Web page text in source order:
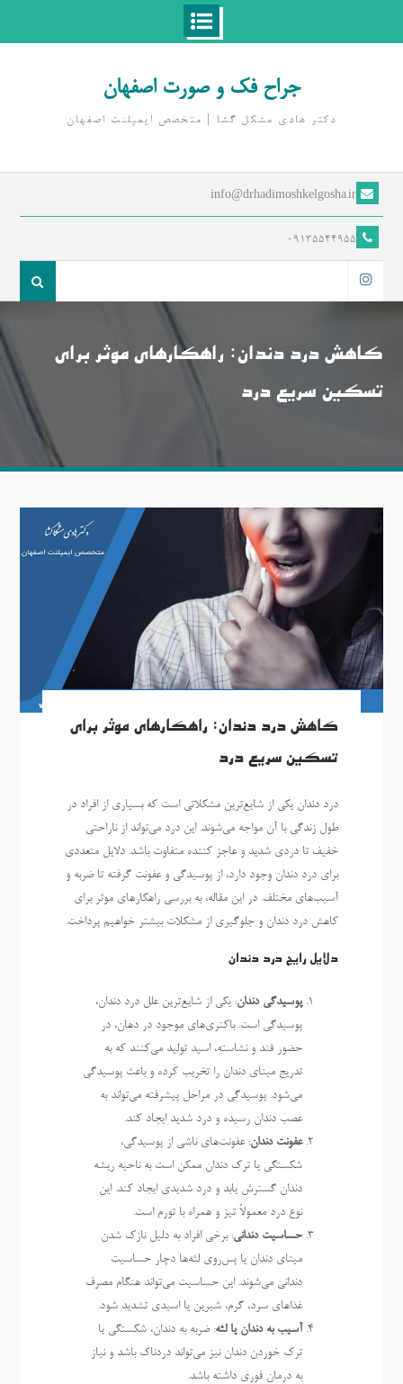
جراح فک و صورت اصفهان
دکتر هادی مشکل گشا | متخصص ايمپلنت اصفهان
info@drhadimoshkelgosha.ir
09135544955
کاهش درد دندان: راهکارهای موثر برای
تسکین سریع درد
کاهش درد دندان: راهکارهای موثر برای
تسکین سریع درد
درد دندان یکی از شایع‌ترین مشکلاتی است که بسیاری از افراد در
طول زندگی با آن مواجه می‌شوند. این درد می‌تواند از ناراحتی
خفیف تا دردی شدید و عاجز کننده متفاوت باشد. دلایل متعددی
برای درد دندان وجود دارد، از پوسیدگی و عفونت گرفته تا ضربه و
آسیب‌های مختلف. در این مقاله، به بررسی راهکارهای موثر برای
کاهش درد دندان و جلوگیری از مشکلات بیشتر خواهیم پرداخت.
دلایل رایج درد دندان
پوسیدگی دندان: یکی از شایع‌ترین علل درد دندان،
پوسیدگی است. باکتری‌های موجود در دهان، در
حضور قند و نشاسته، اسید تولید می‌کنند که به
تدریج مینای دندان را تخریب کرده و باعث پوسیدگی
می‌شود. پوسیدگی در مراحل پیشرفته می‌تواند به
عصب دندان رسیده و درد شدید ایجاد کند.
عفونت دندان: عفونت‌های ناشی از پوسیدگی،
شکستگی یا ترک دندان ممکن است به ناحیه ریشه
دندان گسترش یابد و درد شدیدی ایجاد کند. این
نوع درد معمولاً تیز و همراه با تورم است.
حساسیت دندانی: برخی افراد به دلیل نازک شدن
مینای دندان یا پس‌روی لثه‌ها دچار حساسیت
دندانی می‌شوند. این حساسیت می‌تواند هنگام مصرف
غذاهای سرد، گرم، شیرین یا اسیدی تشدید شود.
آسیب به دندان یا لثه: ضربه به دندان، شکستگی یا
ترک خوردن دندان نیز می‌تواند دردناک باشد و نیاز
به درمان فوری داشته باشد.